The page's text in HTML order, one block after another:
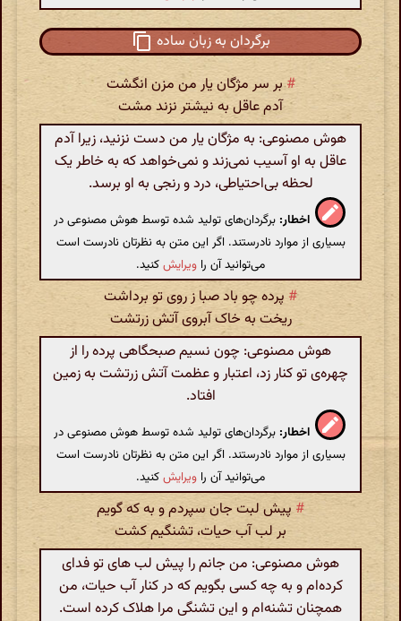
برگردان به زبان ساده
#بر سر مژگان یار من مزن انگشت
آدم عاقل به نیشتر نزند مشت
هوش مصنوعی: به مژگان یار من دست نزنید، زیرا آدم
عاقل به او آسیب نمی‌زند و نمی‌خواهد که به خاطر یک
لحظه بی‌احتیاطی، درد و رنجی به او برسد.
اخطار: برگردان‌های تولید شده توسط هوش مصنوعی در
بسیاری از موارد نادرستند. اگر این متن به نظرتان نادرست است
می‌توانید آن را ویرایشکنید.
# پرده چو باد صبا ز روی تو برداشت
ریخت به خاک آبروی آتش زرتشت
هوش مصنوعی: چون نسیم صبحگاهی پرده را از
چهره‌ی تو کنار زد، اعتبار و عظمت آتش زرتشت به زمین
افتاد.
اخطار: برگردان‌های تولید شده توسط هوش مصنوعی در
بسیاری از موارد نادرستند. اگر این متن به نظرتان نادرست است
می‌توانید آن را ویرایشکنید.
# پیش لبت جان سپردم و به که گویم
بر لب آب حیات، تشنگیم کشت
هوش مصنوعی: من جانم را پیش لب های تو فدای
کرده‌ام و به چه کسی بگویم که در کنار آب حیات، من
همچنان تشنه‌ام و این تشنگی مرا هلاک کرده است.